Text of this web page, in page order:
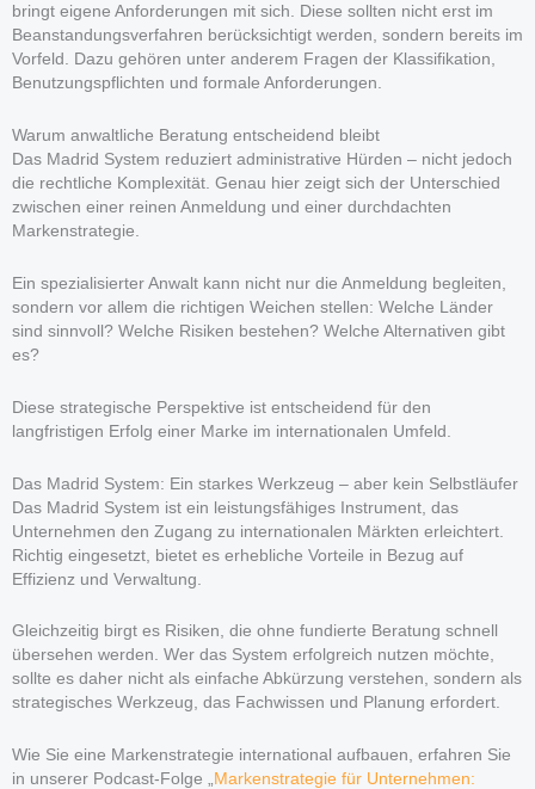
bringt eigene Anforderungen mit sich. Diese sollten nicht erst im
Beanstandungsverfahren berücksichtigt werden, sondern bereits im
Vorfeld. Dazu gehören unter anderem Fragen der Klassifikation,
Benutzungspflichten und formale Anforderungen.
Warum anwaltliche Beratung entscheidend bleibt
Das Madrid System reduziert administrative Hürden – nicht jedoch
die rechtliche Komplexität. Genau hier zeigt sich der Unterschied
zwischen einer reinen Anmeldung und einer durchdachten
Markenstrategie.
Ein spezialisierter Anwalt kann nicht nur die Anmeldung begleiten,
sondern vor allem die richtigen Weichen stellen: Welche Länder
sind sinnvoll? Welche Risiken bestehen? Welche Alternativen gibt
es?
Diese strategische Perspektive ist entscheidend für den
langfristigen Erfolg einer Marke im internationalen Umfeld.
Das Madrid System: Ein starkes Werkzeug – aber kein Selbstläufer
Das Madrid System ist ein leistungsfähiges Instrument, das
Unternehmen den Zugang zu internationalen Märkten erleichtert.
Richtig eingesetzt, bietet es erhebliche Vorteile in Bezug auf
Effizienz und Verwaltung.
Gleichzeitig birgt es Risiken, die ohne fundierte Beratung schnell
übersehen werden. Wer das System erfolgreich nutzen möchte,
sollte es daher nicht als einfache Abkürzung verstehen, sondern als
strategisches Werkzeug, das Fachwissen und Planung erfordert.
Wie Sie eine Markenstrategie international aufbauen, erfahren Sie
in unserer Podcast-Folge „ Markenstrategie für Unternehmen: